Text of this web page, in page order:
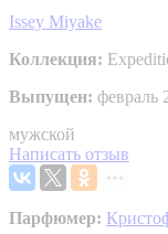
Issey Miyake
Коллекция:
Выпущен: февраль
мужской
Написать отзыв
Парфюмер: